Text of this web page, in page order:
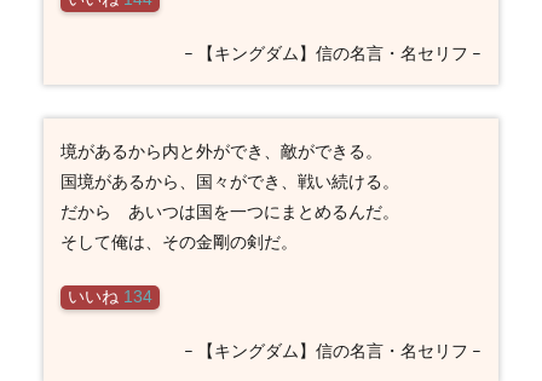
言・
蒙武
（も
う
ぶ）
の名
名セ
3.10
– 【キングダム】信の名言・名セリフ –
境があるから内と外ができ、敵ができる。
国境があるから、国々ができ、戦い続ける。
だから あいつは国を一つにまとめるんだ。
そして俺は、その金剛の剣だ。
いいね 134
– 【キングダム】信の名言・名セリフ –